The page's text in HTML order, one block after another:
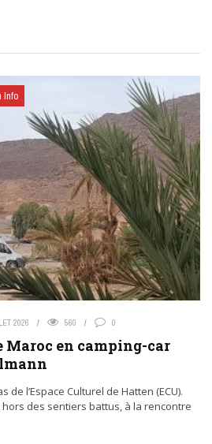
Info
2026 560 0
Maroc en camping-car
l’Espace Culturel de Hatten (ECU).
hors des sentiers battus, à la rencontre